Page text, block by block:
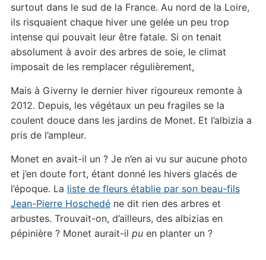
surtout dans le sud de la France. Au nord de la Loire,
ils risquaient chaque hiver une gelée un peu trop
intense qui pouvait leur être fatale. Si on tenait
absolument à avoir des arbres de soie, le climat
imposait de les remplacer régulièrement,
Mais à Giverny le dernier hiver rigoureux remonte à
2012. Depuis, les végétaux un peu fragiles se la
coulent douce dans les jardins de Monet. Et l’albizia a
pris de l’ampleur.
Monet en avait-il un ? Je n’en ai vu sur aucune photo
et j’en doute fort, étant donné les hivers glacés de
l’époque. La liste de fleurs établie par son beau-fils
Jean-Pierre Hoschedéne dit rien des arbres et
arbustes. Trouvait-on, d’ailleurs, des albizias en
pépinière ? Monet aurait-il pu en planter un ?